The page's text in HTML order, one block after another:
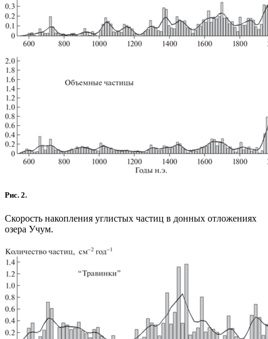
Рис. 2.
Скорость накопления углистых частиц в донных отложениях
озера Учум.